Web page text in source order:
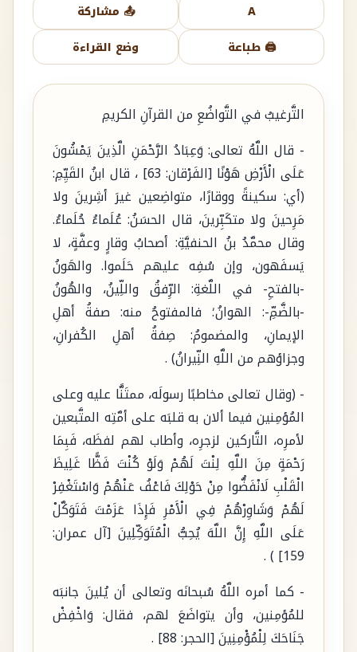
A
📤 مشاركة
🖨️ طباعة
وضع القراءة
التَّرغيبُ في التَّواضُعِ من القرآنِ الكريمِ
- قال اللَّهُ تعالى: وَعِبَادُ الرَّحْمَنِ الَّذِينَ يَمْشُونَ
عَلَى الْأَرْضِ هَوْنًا [الفَرْقان: 63] ، قال ابنُ القَيِّمِ:
(أي: سكينةً ووقارًا، متواضِعين غيرَ أشِرينَ ولا
مَرِحينَ ولا متكَبِّرينَ، قال الحسَنُ: عُلَماءُ حُلَماءُ.
وقال محمَّدُ بنُ الحنفيَّةِ: أصحابُ وقارٍ وعفَّةٍ، لا
يَسفَهون، وإن سُفِه عليهم حَلَموا. والهَونُ
-بالفتحِ- في اللَّغةِ: الرِّفقُ واللِّينُ، والهُونُ
-بالضَّمِّ-: الهوانُ؛ فالمفتوحُ منه: صفةُ أهلِ
الإيمانِ، والمضمومُ: صِفةُ أهلِ الكُفرانِ،
وجزاؤهم من اللَّهِ النِّيرانُ) .
- (وقال تعالى مخاطبًا رسولَه، ممتَنًّا عليه وعلى
المُؤمِنين فيما ألان به قلبَه على أمَّتِه المتَّبعين
لأمرِه، التَّاركين لزجرِه، وأطاب لهم لفظَه، فَبِمَا
رَحْمَةٍ مِنَ اللَّهِ لِنْتَ لَهُمْ وَلَوْ كُنْتَ فَظًّا غَلِيظَ
الْقَلْبِ لَانْفَضُّوا مِنْ حَوْلِكَ فَاعْفُ عَنْهُمْ وَاسْتَغْفِرْ
لَهُمْ وَشَاوِرْهُمْ فِي الْأَمْرِ فَإِذَا عَزَمْتَ فَتَوَكَّلْ
عَلَى اللَّهِ إِنَّ اللَّهَ يُحِبُّ الْمُتَوَكِّلِينَ [آل عمران:
159] ) .
- كما أمره اللَّهُ سُبحانَه وتعالى أن يُلينَ جانبَه
للمُؤمِنين، وأن يتواضَعَ لهم، فقال: وَاخْفِضْ
جَنَاحَكَ لِلْمُؤْمِنِينَ [الحجر: 88] .